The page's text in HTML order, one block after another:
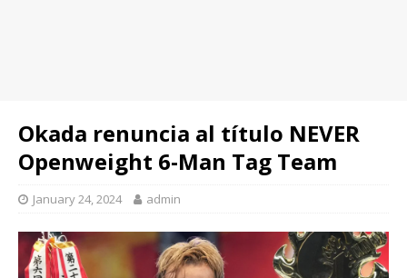
Okada renuncia al título NEVER
Openweight 6-Man Tag Team
January 24, 2024 admin